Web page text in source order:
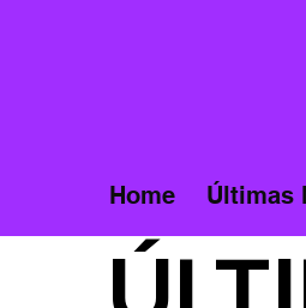
Home Últimas